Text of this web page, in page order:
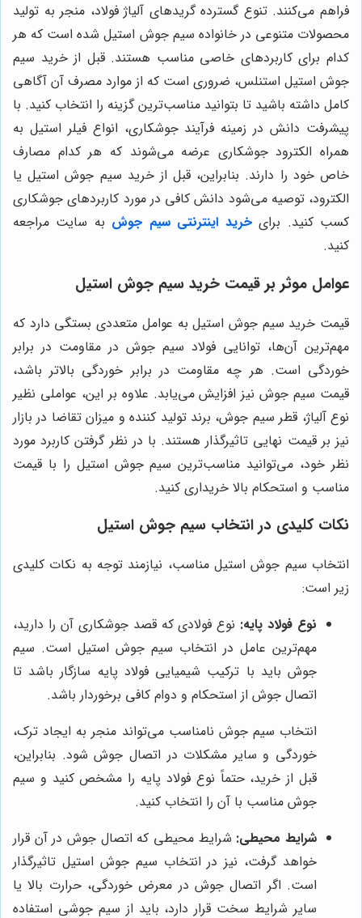
فراهم می‌کنند. تنوع گسترده گریدهای آلیاژ فولاد، منجر به تولید
محصولات متنوعی در خانواده سیم جوش استیل شده است که هر
کدام برای کاربردهای خاصی مناسب هستند. قبل از خرید سیم
جوش استیل استنلس، ضروری است که از موارد مصرف آن آگاهی
کامل داشته باشید تا بتوانید مناسب‌ترین گزینه را انتخاب کنید. با
پیشرفت دانش در زمینه فرآیند جوشکاری، انواع فیلر استیل به
همراه الکترود جوشکاری عرضه می‌شوند که هر کدام مصارف
خاص خود را دارند. بنابراین، قبل از خرید سیم جوش استیل یا
الکترود، توصیه می‌شود دانش کافی در مورد کاربردهای جوشکاری
کسب کنید. برایخرید اینترنتی سیم جوش به سایت مراجعه
کنید.
عوامل موثر بر قیمت خرید سیم جوش استیل
قیمت خرید سیم جوش استیل به عوامل متعددی بستگی دارد که
مهم‌ترین آن‌ها، توانایی فولاد سیم جوش در مقاومت در برابر
خوردگی است. هر چه مقاومت در برابر خوردگی بالاتر باشد،
قیمت سیم جوش نیز افزایش می‌یابد. علاوه بر این، عواملی نظیر
نوع آلیاژ، قطر سیم جوش، برند تولید کننده و میزان تقاضا در بازار
نیز بر قیمت نهایی تاثیرگذار هستند. با در نظر گرفتن کاربرد مورد
نظر خود، می‌توانید مناسب‌ترین سیم جوش استیل را با قیمت
مناسب و استحکام بالا خریداری کنید.
نکات کلیدی در انتخاب سیم جوش استیل
انتخاب سیم جوش استیل مناسب، نیازمند توجه به نکات کلیدی
زیر است:
نوع فولاد پایه: نوع فولادی که قصد جوشکاری آن را دارید،
مهم‌ترین عامل در انتخاب سیم جوش استیل است. سیم
جوش باید با ترکیب شیمیایی فولاد پایه سازگار باشد تا
اتصال جوش از استحکام و دوام کافی برخوردار باشد.
انتخاب سیم جوش نامناسب می‌تواند منجر به ایجاد ترک،
خوردگی و سایر مشکلات در اتصال جوش شود. بنابراین،
قبل از خرید، حتماً نوع فولاد پایه را مشخص کنید و سیم
جوش مناسب با آن را انتخاب کنید.
شرایط محیطی: شرایط محیطی که اتصال جوش در آن قرار
خواهد گرفت، نیز در انتخاب سیم جوش استیل تاثیرگذار
است. اگر اتصال جوش در معرض خوردگی، حرارت بالا یا
سایر شرایط سخت قرار دارد، باید از سیم جوشی استفاده